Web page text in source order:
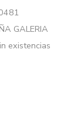
GALERIA
existencias